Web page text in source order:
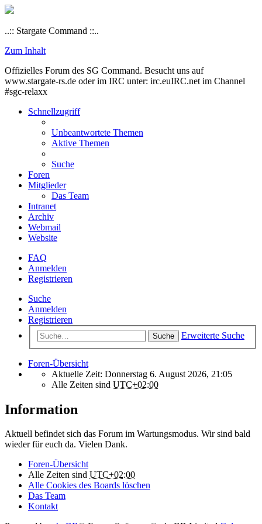
..:: Stargate Command ::..
Zum Inhalt
Offizielles Forum des SG Command. Besucht uns auf
www.stargate-rs.de oder im IRC unter: irc.euIRC.net im Channel
#sgc-relaxx
Schnellzugriff
Unbeantwortete Themen
Aktive Themen
Suche
Foren
Mitglieder
Das Team
Intranet
Archiv
Webmail
Website
FAQ
Anmelden
Registrieren
Suche
Anmelden
Registrieren
Suche Erweiterte Suche
Foren-Übersicht
Aktuelle Zeit: Donnerstag 6. August 2026, 21:05
Alle Zeiten sind UTC+02:00
Information
Aktuell befindet sich das Forum im Wartungsmodus. Wir sind bald
wieder für euch da. Vielen Dank.
Foren-Übersicht
Alle Zeiten sind UTC+02:00
Alle Cookies des Boards löschen
Das Team
Kontakt